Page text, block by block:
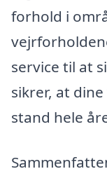
forhold i
service til at
sikrer, at
stand hele